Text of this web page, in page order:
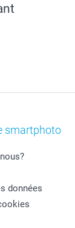
smartphoto
données